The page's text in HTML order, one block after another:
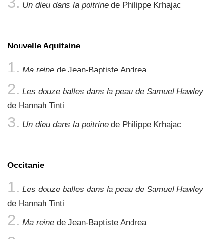
Un dieu dans la poitrine de Philippe Krhajac
Nouvelle Aquitaine
Ma reine de Jean-Baptiste Andrea
Les douze balles dans la peau de Samuel Hawley
de Hannah Tinti
Un dieu dans la poitrine de Philippe Krhajac
Occitanie
Les douze balles dans la peau de Samuel Hawley
de Hannah Tinti
Ma reine de Jean-Baptiste Andrea